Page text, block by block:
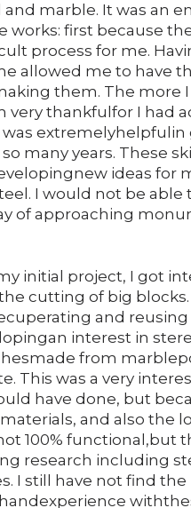
and marble. It was an
works: first because
process for me.
allowed me to have
them. The more
very thankfulfor I had
many years. These
ideas for
I would not be able
of approaching
initial project, I got
cutting of big
and
interest in
from
This was a very
have done, but
and also the
100% functional,but
research including
I still have not find